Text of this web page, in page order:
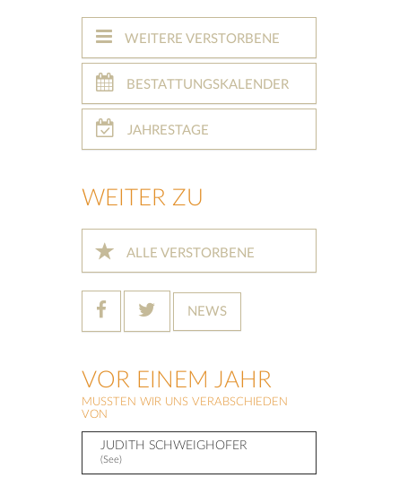
WEITERE VERSTORBENE
BESTATTUNGSKALENDER
JAHRESTAGE
WEITER ZU
ALLE VERSTORBENE
NEWS
VOR EINEM JAHR
MUSSTEN WIR UNS VERABSCHIEDEN
VON
JUDITH SCHWEIGHOFER
(See)